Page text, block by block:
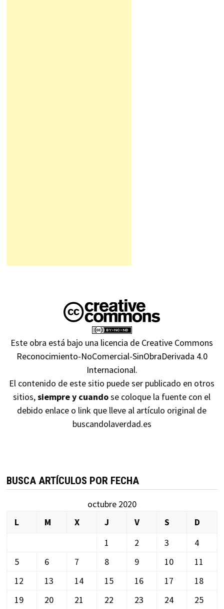
Este obra está bajo una licencia de Creative Commons
Reconocimiento-NoComercial-SinObraDerivada 4.0
Internacional.
El contenido de este sitio puede ser publicado en otros
sitios,siempre y cuandose coloque la fuente con el
debido enlace o link que lleve al artículo original de
buscandolaverdad.es
BUSCA ARTÍCULOS POR FECHA
octubre 2020
L
M X J V S
D
1
2 3
4
5
6 7 8 9 10
11
12
13 14 15 16 17
18
19
20 21 22 23 24 25